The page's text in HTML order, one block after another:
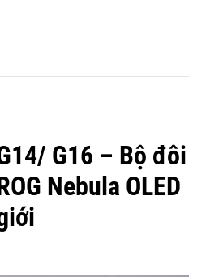
G16 – Bộ đôi
Nebula OLED